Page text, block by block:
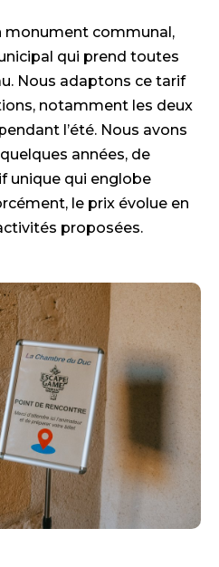
monument communal,
qui prend toutes
Nous adaptons ce tarif
notamment les deux
l’été. Nous avons
années, de
unique qui englobe
le prix évolue en
proposées.